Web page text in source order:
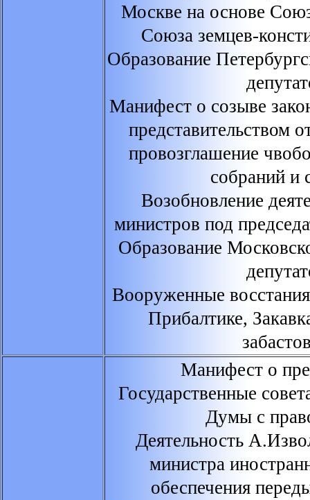
Москве на основе
Союза земцев-
Образование
Манифест о созыве
представительством
провозглашение
собраний и
Возобновление
министров под
Образование
Вооруженные
Прибалтике,
Манифест о
Государственные
Думы с
Деятельность
министра
обеспечения